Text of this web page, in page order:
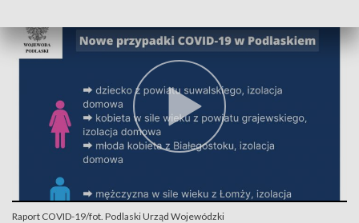
Raport COVID-19/fot. Podlaski Urząd Wojewódzki